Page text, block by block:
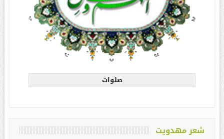
صلوات
شعر مهدویت